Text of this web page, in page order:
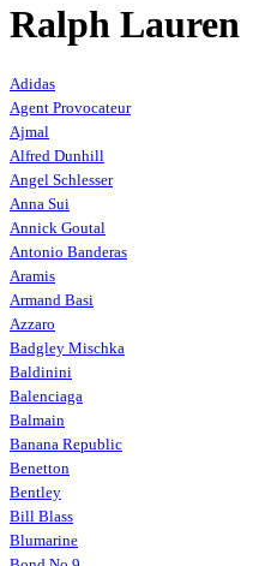
Ralph Lauren
Adidas
Agent Provocateur
Ajmal
Alfred Dunhill
Angel Schlesser
Anna Sui
Annick Goutal
Antonio Banderas
Aramis
Armand Basi
Azzaro
Badgley Mischka
Baldinini
Balenciaga
Balmain
Banana Republic
Benetton
Bentley
Bill Blass
Blumarine